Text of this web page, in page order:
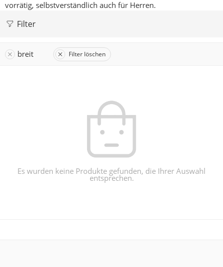
vorrätig, selbstverständlich auch für Herren.
Filter
breit Filter löschen
Es wurden keine Produkte gefunden, die Ihrer Auswahl
entsprechen.